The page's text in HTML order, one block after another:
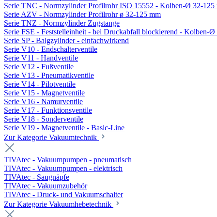
Serie TNC - Normzylinder Profilrohr ISO 15552 - Kolben-Ø 32-125
Serie AZV - Normzylinder Profilrohr ø 32-125 mm
Serie TNZ - Normzylinder Zugstange
Serie FSE - Feststelleinheit - bei Druckabfall blockierend - Kolben-Ø
Serie SP - Balgzylinder - einfachwirkend
Serie V10 - Endschalterventile
Serie V11 - Handventile
Serie V12 - Fußventile
Serie V13 - Pneumatikventile
Serie V14 - Pilotventile
Serie V15 - Magnetventile
Serie V16 - Namurventile
Serie V17 - Funktionsventile
Serie V18 - Sonderventile
Serie V19 - Magnetventile - Basic-Line
Zur Kategorie Vakuumtechnik
TIVAtec - Vakuumpumpen - pneumatisch
TIVAtec - Vakuumpumpen - elektrisch
TIVAtec - Saugnäpfe
TIVAtec - Vakuumzubehör
TIVAtec - Druck- und Vakuumschalter
Zur Kategorie Vakuumhebetechnik